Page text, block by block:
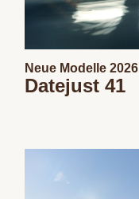
Neue Modelle 2026
Datejust 41